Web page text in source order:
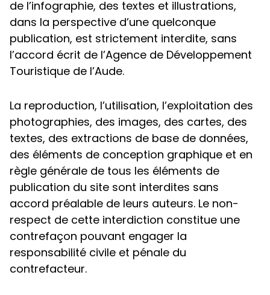
de l’infographie, des textes et illustrations,
dans la perspective d’une quelconque
publication, est strictement interdite, sans
l’accord écrit de l’Agence de Développement
Touristique de l’Aude.
La reproduction, l’utilisation, l’exploitation des
photographies, des images, des cartes, des
textes, des extractions de base de données,
des éléments de conception graphique et en
règle générale de tous les éléments de
publication du site sont interdites sans
accord préalable de leurs auteurs. Le non-
respect de cette interdiction constitue une
contrefaçon pouvant engager la
responsabilité civile et pénale du
contrefacteur.